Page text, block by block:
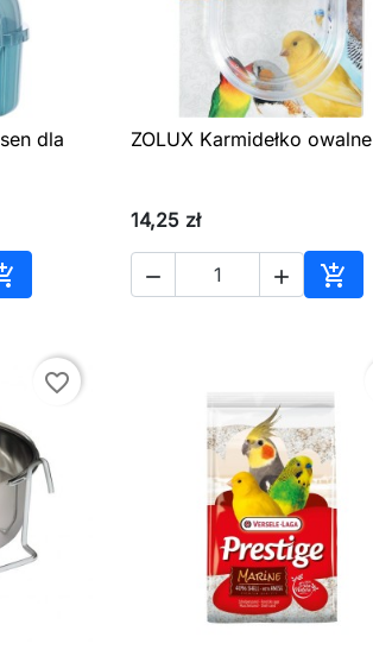
dla
Dodaj do koszyka
 Szybki podgląd
ZOLUX Karmidełko owalne
14,25 zł
  
favorite_border